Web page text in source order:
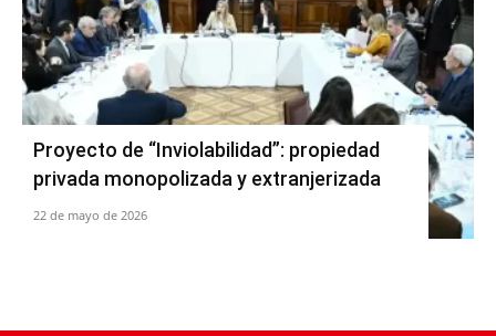
Proyecto de “Inviolabilidad”: propiedad
privada monopolizada y extranjerizada
22 de mayo de 2026